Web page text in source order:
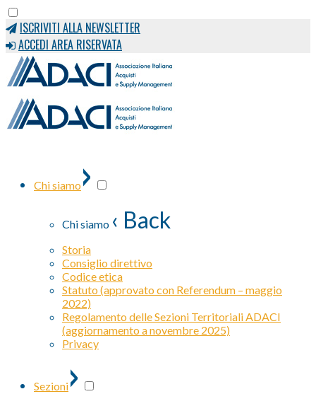
ISCRIVITI ALLA NEWSLETTER
ACCEDI AREA RISERVATA
Chi siamo ›
Chi siamo ‹ Back
Storia
Consiglio direttivo
Codice etica
Statuto (approvato con Referendum – maggio
2022)
Regolamento delle Sezioni Territoriali ADACI
(aggiornamento a novembre 2025)
Privacy
Sezioni›